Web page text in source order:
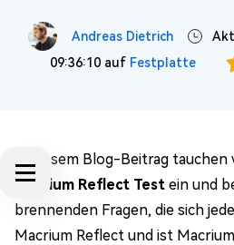
Andreas Dietrich
09:36:10 auf Festplatte
In diesem Blog-Beitrag
Macrium Reflect Test ein und
brennenden Fragen, die sich
Macrium Reflect und ist